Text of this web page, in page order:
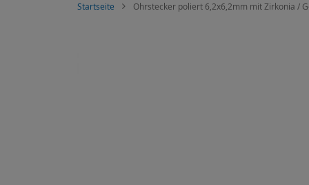
Startseite Ohrstecker poliert 6,2x6,2mm mit Zirkonia /